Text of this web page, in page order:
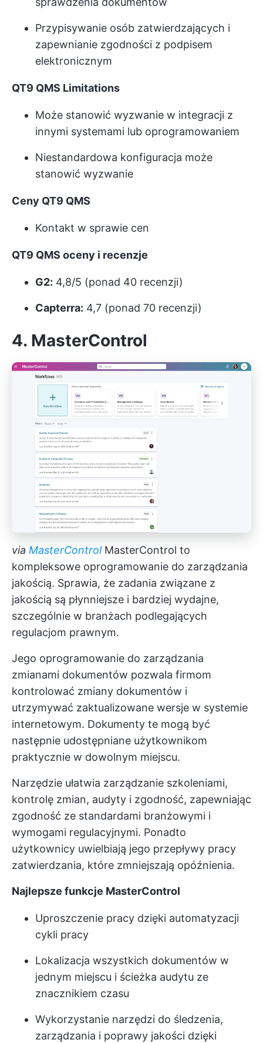
Przypisywanie osób zatwierdzających i
zapewnianie zgodności z podpisem
elektronicznym
QT9 QMS Limitations
Może stanowić wyzwanie w integracji z
innymi systemami lub oprogramowaniem
Niestandardowa konfiguracja może
stanowić wyzwanie
Ceny QT9 QMS
Kontakt w sprawie cen
QT9 QMS oceny i recenzje
G2: 4,8/5 (ponad 40 recenzji)
Capterra: 4,7 (ponad 70 recenzji)
4. MasterControl
via MasterControlMasterControl to
kompleksowe oprogramowanie do zarządzania
jakością. Sprawia, że zadania związane z
jakością są płynniejsze i bardziej wydajne,
szczególnie w branżach podlegających
regulacjom prawnym.
Jego oprogramowanie do zarządzania
zmianami dokumentów pozwala firmom
kontrolować zmiany dokumentów i
utrzymywać zaktualizowane wersje w systemie
internetowym. Dokumenty te mogą być
następnie udostępniane użytkownikom
praktycznie w dowolnym miejscu.
Narzędzie ułatwia zarządzanie szkoleniami,
kontrolę zmian, audyty i zgodność, zapewniając
zgodność ze standardami branżowymi i
wymogami regulacyjnymi. Ponadto
użytkownicy uwielbiają jego przepływy pracy
zatwierdzania, które zmniejszają opóźnienia.
Najlepsze funkcje MasterControl
Uproszczenie pracy dzięki automatyzacji
cykli pracy
Lokalizacja wszystkich dokumentów w
jednym miejscu i ścieżka audytu ze
znacznikiem czasu
Wykorzystanie narzędzi do śledzenia,
zarządzania i poprawy jakości dzięki